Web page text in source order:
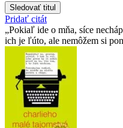
Sledovať titul
Pridať citát
Pokiaľ ide o mňa, síce
ich je ľúto, ale nemôžem si